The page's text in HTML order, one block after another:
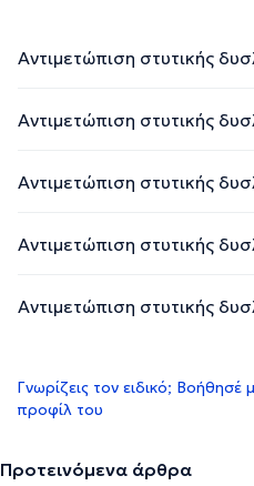
Αντιμετώπιση στυτικής
Αντιμετώπιση στυτικής
Αντιμετώπιση στυτικής
Αντιμετώπιση στυτικής
Αντιμετώπιση στυτικής
Γνωρίζεις τον ειδικό;
προφίλ του
Προτεινόμενα άρθρα